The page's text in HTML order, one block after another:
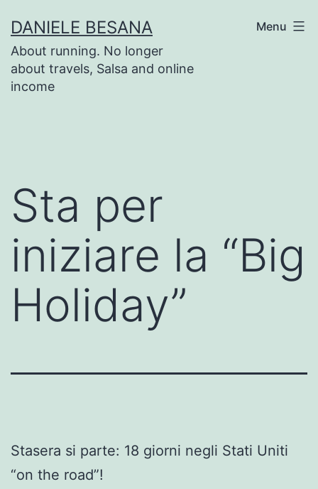
contenuto
DANIELE BESANA
About running. No longer
about travels, Salsa and online
income
Menu
Sta per
iniziare la “Big
Holiday”
Stasera si parte: 18 giorni negli Stati Uniti
“on the road”!